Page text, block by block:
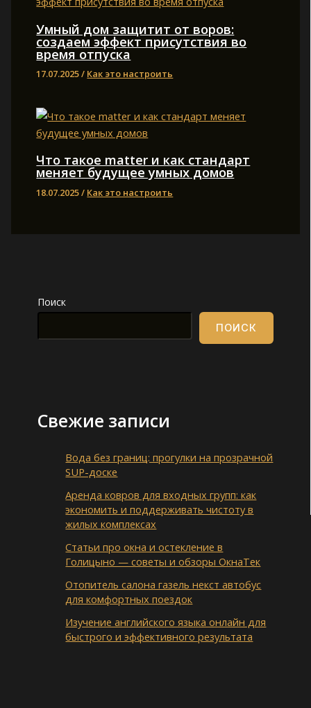
Умный дом защитит от воров:
создаем эффект присутствия во
время отпуска
17.07.2025/ Как это настроить
Что такое matter и как стандарт
меняет будущее умных домов
18.07.2025/ Как это настроить
Поиск
ПОИСК
Свежие записи
Вода без границ: прогулки на прозрачной
SUP-доске
Аренда ковров для входных групп: как
экономить и поддерживать чистоту в
жилых комплексах
Статьи про окна и остекление в
Голицыно — советы и обзоры ОкнаТек
Отопитель салона газель некст автобус
для комфортных поездок
Изучение английского языка онлайн для
быстрого и эффективного результата